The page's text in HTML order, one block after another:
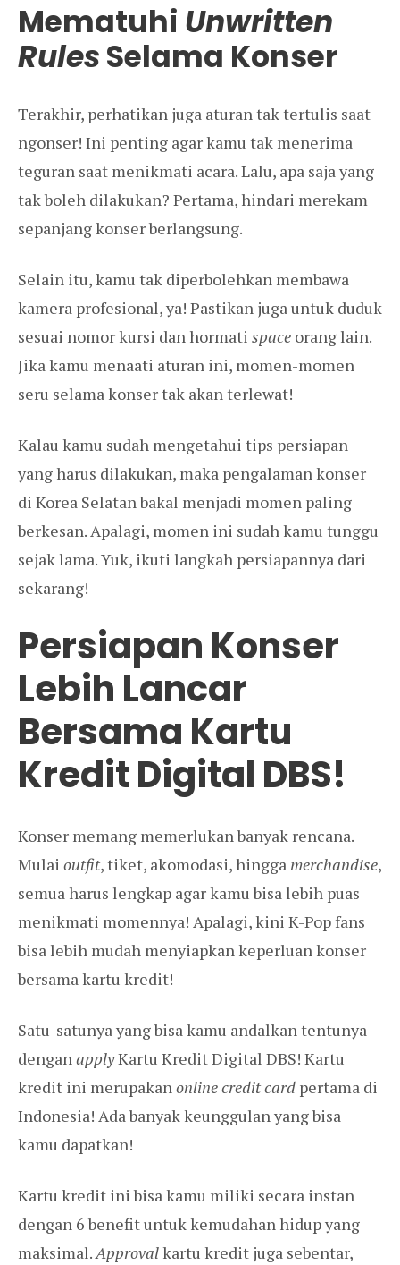
Mematuhi Unwritten
RulesSelama Konser
Terakhir, perhatikan juga aturan tak tertulis saat
ngonser! Ini penting agar kamu tak menerima
teguran saat menikmati acara. Lalu, apa saja yang
tak boleh dilakukan? Pertama, hindari merekam
sepanjang konser berlangsung.
Selain itu, kamu tak diperbolehkan membawa
kamera profesional, ya! Pastikan juga untuk duduk
sesuai nomor kursi dan hormati space orang lain.
Jika kamu menaati aturan ini, momen-momen
seru selama konser tak akan terlewat!
Kalau kamu sudah mengetahui tips persiapan
yang harus dilakukan, maka pengalaman konser
di Korea Selatan bakal menjadi momen paling
berkesan. Apalagi, momen ini sudah kamu tunggu
sejak lama. Yuk, ikuti langkah persiapannya dari
sekarang!
Persiapan Konser
Lebih Lancar
Bersama Kartu
Kredit Digital DBS!
Konser memang memerlukan banyak rencana.
Mulai outfit, tiket, akomodasi, hingga merchandise,
semua harus lengkap agar kamu bisa lebih puas
menikmati momennya! Apalagi, kini K-Pop fans
bisa lebih mudah menyiapkan keperluan konser
bersama kartu kredit!
Satu-satunya yang bisa kamu andalkan tentunya
denganapplyKartu Kredit Digital DBS! Kartu
kredit ini merupakanonline credit card pertama di
Indonesia! Ada banyak keunggulan yang bisa
kamu dapatkan!
Kartu kredit ini bisa kamu miliki secara instan
dengan 6 benefit untuk kemudahan hidup yang
maksimal.Approvalkartu kredit juga sebentar,